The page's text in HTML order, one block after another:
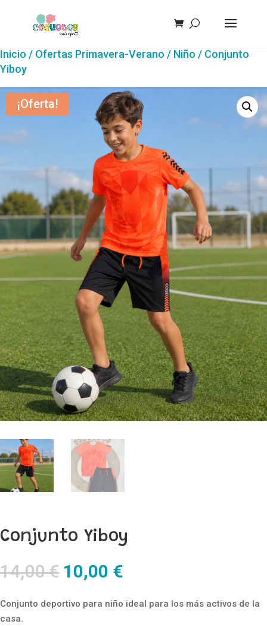
Inicio / Ofertas Primavera-Verano / Niño / Conjunto
Yiboy
¡Oferta!
Conjunto Yiboy
14,00€ El
precio
original
era:
10,00 €
actual
Conjunto deportivo para niño ideal para los más activos de la
casa.